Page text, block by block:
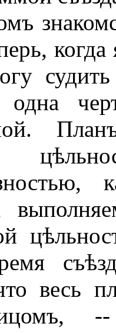
весь
--